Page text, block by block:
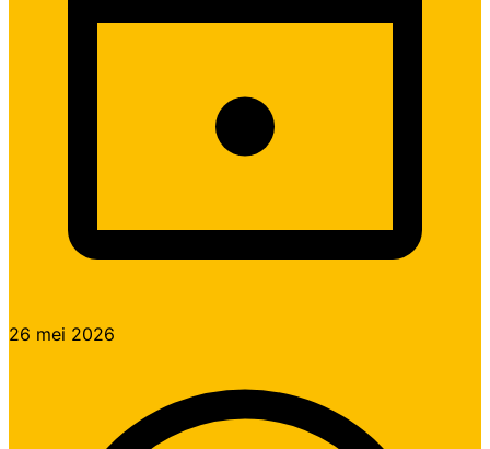
26 mei 2026